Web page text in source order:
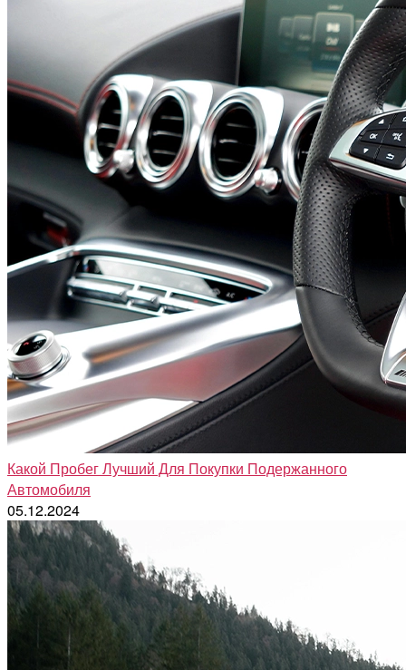
Какой Пробег Лучший Для Покупки Подержанного
Автомобиля
05.12.2024